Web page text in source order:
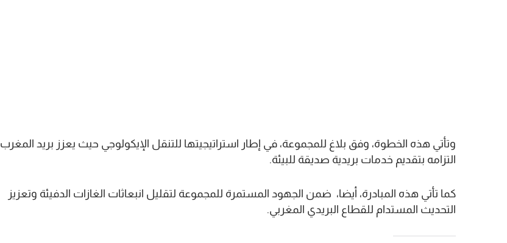
وتأتي هذه الخطوة، وفق بلاغ للمجموعة، في إطار استراتيجيتها للتنقل الإيكولوجي حيث يعزز بريد المغرب
التزامه بتقديم خدمات بريدية صديقة للبيئة.
كما تأتي هذه المبادرة، أيضا، ضمن الجهود المستمرة للمجموعة لتقليل انبعاثات الغازات الدفيئة وتعزيز
التحديث المستدام للقطاع البريدي المغربي.